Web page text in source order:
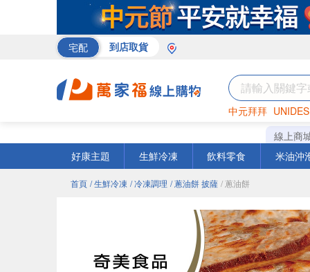
宅配 到店取貨
中元拜拜
罐頭 咖啡
線上商
好康主題
生鮮冷凍 飲料零食 米油沖
首頁 / 生鮮冷凍 / 冷凍調理 / 蔥油餅 披薩 / 蔥油餅